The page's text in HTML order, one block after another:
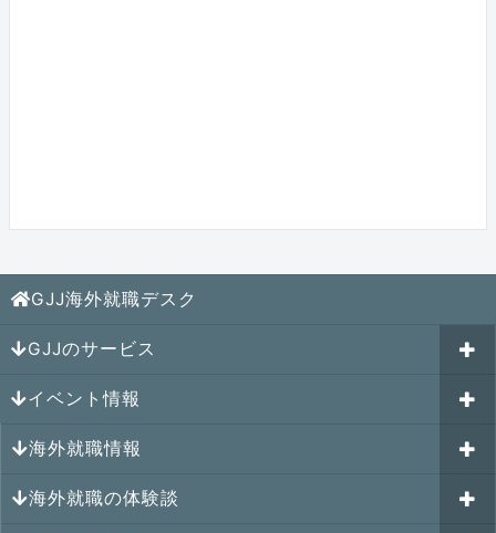
GJJ海外就職デスク
GJJのサービス
海外就職カウンセリング
はじめての海外就職セミナー
キャリアパスポートAI
イベント情報
参加受付中のイベント
過去のイベント一覧
海外就職情報
アメリカの就職情報
海外就職の体験談